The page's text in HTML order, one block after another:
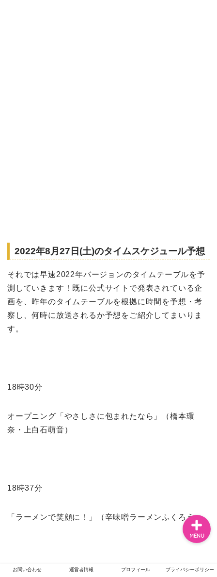
2022年8月27日(土)のタイムスケジュール予想
それでは早速2022年バージョンのタイムテーブルを予
測していきます！既に公式サイトで発表されている企
画を、昨年のタイムテーブルを根拠に時間を予想・考
察し、何時に放送されるか予想をご紹介してまいりま
す。
18時30分
オープニング「やさしさに包まれたなら」（橋本環
奈・上白石萌音）
18時37分
「ラーメンで笑顔に！」（辛味噌ラーメンふくろう）
お問い合わせ 運営者情報 プロフィール プライバシーポリシー
MENU